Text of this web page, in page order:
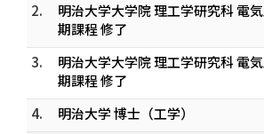
2.
明治大学大学院 理工学研究科 電
期課程 修了
3.
明治大学大学院 理工学研究科 電
期課程 修了
4.
明治大学 博士（工学）